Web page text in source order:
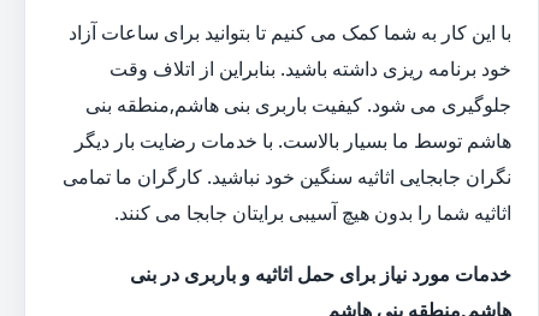
با این کار به شما کمک می کنیم تا بتوانید برای ساعات آزاد
خود برنامه ریزی داشته باشید. بنابراین از اتلاف وقت
جلوگیری می شود. کیفیت باربری بنی هاشم,منطقه بنی
هاشم توسط ما بسیار بالاست. با خدمات رضایت بار دیگر
نگران جابجایی اثاثیه سنگین خود نباشید. کارگران ما تمامی
اثاثیه شما را بدون هیچ آسیبی برایتان جابجا می کنند.
خدمات مورد نیاز برای حمل اثاثیه و باربری در بنی
هاشم,منطقه بنی هاشم